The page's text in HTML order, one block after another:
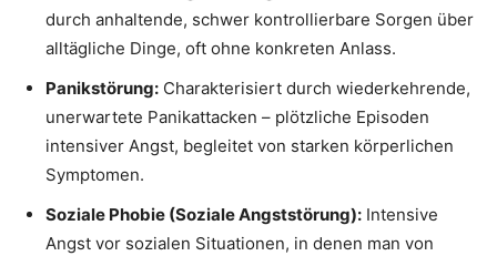
durch anhaltende, schwer kontrollierbare Sorgen über
alltägliche Dinge, oft ohne konkreten Anlass.
Panikstörung: Charakterisiert durch wiederkehrende,
unerwartete Panikattacken – plötzliche Episoden
intensiver Angst, begleitet von starken körperlichen
Symptomen.
Soziale Phobie (Soziale Angststörung): Intensive
Angst vor sozialen Situationen, in denen man von